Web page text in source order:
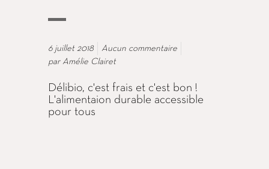
6 juillet 2018
Aucun commentaire
par Amélie Clairet
Délibio, c'est frais et c'est bon !
L'alimentaion durable accessible
pour tous